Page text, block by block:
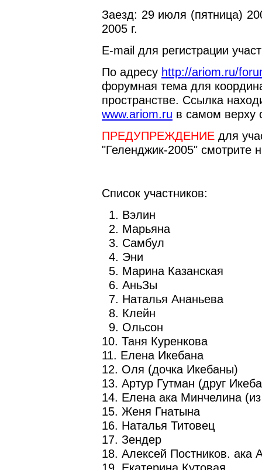
Заезд: 29 июля (пятница)
2005 г.
E-mail для регистрации
По адресу http://ariom.ru/
форумная тема для
пространстве. Ссылка
www.ariom.ru в самом верху
ПРЕДУПРЕЖДЕНИЕ для
"Геленджик-2005" смотрите
Список участников:
1. Вэлин
2. Марьяна
3. Самбул
4. Эни
5. Марина Казанская
6. АньЗы
7. Наталья Ананьева
8. Клейн
9. Ольсон
10. Таня Куренкова
11. Елена Икебана
12. Оля (дочка Икебаны)
13. Артур Гутман (друг
14. Елена ака Минчелина
15. Женя Гнатына
16. Наталья Титовец
17. Зендер
18. Алексей Постников. ака